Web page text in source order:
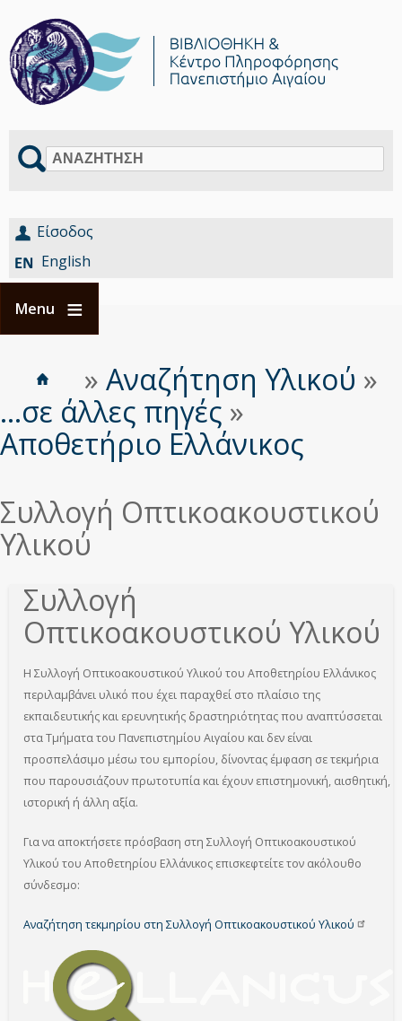
Αναζήτηση
Είσοδος
English
Menu
Breadcrumbs
Είστε
εδώ
» Αναζήτηση Υλικού »
...σε άλλες πηγές »
Αποθετήριο Ελλάνικος
Συλλογή Οπτικοακουστικού
Υλικού
Συλλογή
Οπτικοακουστικού Υλικού
Η Συλλογή Οπτικοακουστικού Υλικού του Αποθετηρίου Ελλάνικος
περιλαμβάνει υλικό που έχει παραχθεί στο πλαίσιο της
εκπαιδευτικής και ερευνητικής δραστηριότητας που αναπτύσσεται
στα Τμήματα του Πανεπιστημίου Αιγαίου και δεν είναι
προσπελάσιμο μέσω του εμπορίου, δίνοντας έμφαση σε τεκμήρια
που παρουσιάζουν πρωτοτυπία και έχουν επιστημονική, αισθητική,
ιστορική ή άλλη αξία.
Για να αποκτήσετε πρόσβαση στη Συλλογή Οπτικοακουστικού
Υλικού του Αποθετηρίου Ελλάνικος επισκεφτείτε τον ακόλουθο
σύνδεσμο:
Αναζήτηση τεκμηρίου στη Συλλογή Οπτικοακουστικού Υλικού